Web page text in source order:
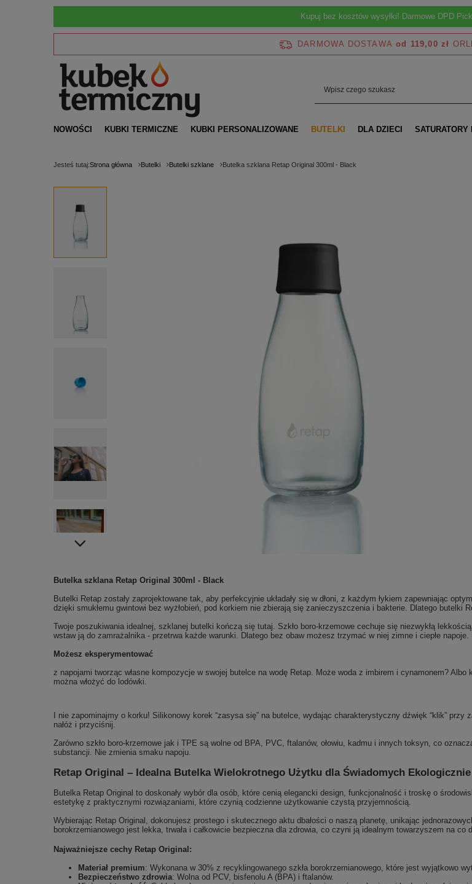
Kupuj bez kosztów wysyłki! Darmowe DPD
DARMOWA DOSTAWA od 119,00 zł
NOWOŚCI KUBKI TERMICZNE KUBKI PERSONALIZOWANE BUTELKI DLA DZIECI SATURATORY
Jesteś tutaj:Strona główna Butelki Butelki szklane Butelka szklana Retap Original 300ml - Black
Butelka szklana Retap Original 300ml - Black
Butelki Retap zostały zaprojektowane tak, aby perfekcyjnie układały się w dłoni, z każdym łykiem zapewniając
dzięki smukłemu gwintowi bez wyżłobień, pod korkiem nie zbierają się zanieczyszczenia i bakterie. Dlatego butelki
Twoje poszukiwania idealnej, szklanej butelki kończą się tutaj. Szkło boro-krzemowe cechuje się niezwykłą
wstaw ją do zamrażalnika - przetrwa każde warunki. Dlatego bez obaw możesz trzymać w niej zimne i ciepłe napoje.
Możesz eksperymentować
z napojami tworząc własne kompozycje w swojej butelce na wodę Retap. Może woda z imbirem i cynamonem?
można włożyć do lodówki.
I nie zapominajmy o korku! Silikonowy korek “zasysa się” na butelce, wydając charakterystyczny dźwięk “klik”
nałóż i przyciśnij.
Zarówno szkło boro-krzemowe jak i TPE są wolne od BPA, PVC, ftalanów, ołowiu, kadmu i innych toksyn, co
substancji. Nie zmienia smaku napoju.
Retap Original – Idealna Butelka Wielokrotnego Użytku dla Świadomych Ekologicznie
Butelka Retap Original to doskonały wybór dla osób, które cenią elegancki design, funkcjonalność i troskę o
estetykę z praktycznymi rozwiązaniami, które czynią codzienne użytkowanie czystą przyjemnością.
Wybierając Retap Original, dokonujesz prostego i skutecznego aktu dbałości o naszą planetę, unikając
borokrzemianowego jest lekka, trwała i całkowicie bezpieczna dla zdrowia, co czyni ją idealnym towarzyszem na co
Najważniejsze cechy Retap Original:
Materiał premium: Wykonana w 30% z recyklingowanego szkła borokrzemianowego, które jest wyjątkowo
Bezpieczeństwo zdrowia: Wolna od PCV, bisfenolu A (BPA) i ftalanów.